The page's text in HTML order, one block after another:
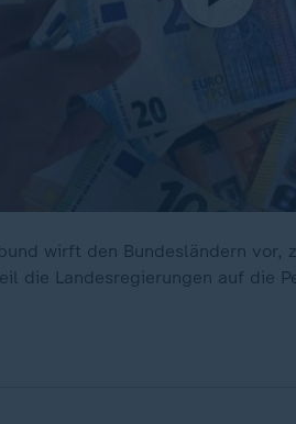
wirft den Bundesländern vor,
die Landesregierungen auf die